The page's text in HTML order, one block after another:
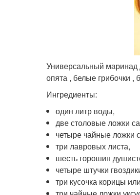
Универсальный маринад
опята , белые грибочки ,
Ингредиенты:
один литр воды,
две столовые ложки
четыре чайные ложки
три лавровых листа,
шесть горошин
четыре штучки
три кусочка корицы